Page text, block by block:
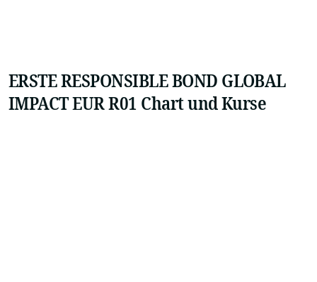
ERSTE RESPONSIBLE BOND GLOBAL
IMPACT EUR R01 Chart und Kurse